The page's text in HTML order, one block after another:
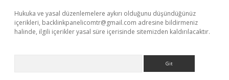
Hukuka ve yasal düzenlemelere aykırı olduğunu düşündüğünüz
içerikleri, backlinkpanelicomtr@gmail.com adresine bildirmeniz
halinde, ilgili içerikler yasal süre içerisinde sitemizden kaldırılacaktır.